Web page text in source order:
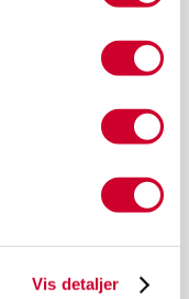
Vis detaljer
det gode
er ret enkel
i minuttet,